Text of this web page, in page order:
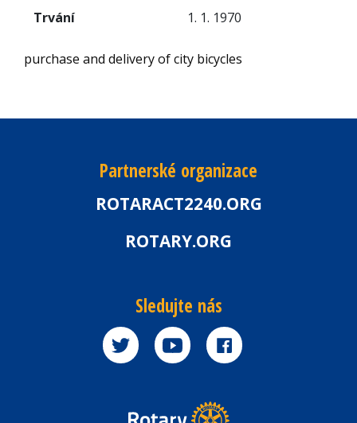
Trvání 1. 1. 1970
purchase and delivery of city bicycles
Partnerské organizace
ROTARACT2240.ORG
ROTARY.ORG
Sledujte nás